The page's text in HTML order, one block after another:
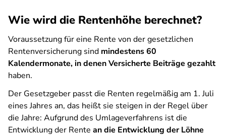
Wie wird die Rentenhöhe berechnet?
Voraussetzung für eine Rente von der gesetzlichen
Rentenversicherung sind mindestens 60
Kalendermonate, in denen Versicherte Beiträge gezahlt
haben.
Der Gesetzgeber passt die Renten regelmäßig am 1. Juli
eines Jahres an, das heißt sie steigen in der Regel über
die Jahre: Aufgrund des Umlageverfahrens ist die
Entwicklung der Rente an die Entwicklung der Löhne